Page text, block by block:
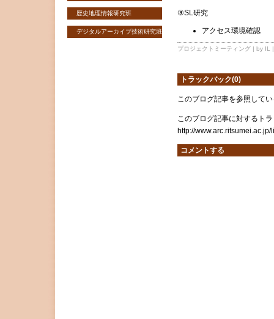
歴史地理情報研究班
デジタルアーカイブ技術研究班
③SL研究
アクセス環境確認
プロジェクトミーティング | by IL
トラックバック(0)
このブログ記事を参照して
このブログ記事に対するト
http://
コメントする